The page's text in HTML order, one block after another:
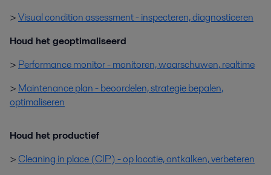
>Visual condition assessment - inspecteren, diagnosticeren
Houd het geoptimaliseerd
> Performance monitor - monitoren, waarschuwen, realtime
> Maintenance plan - beoordelen, strategie bepalen,
optimaliseren
Houd het productief
> Cleaning in place (CIP) - op locatie, ontkalken, verbeteren